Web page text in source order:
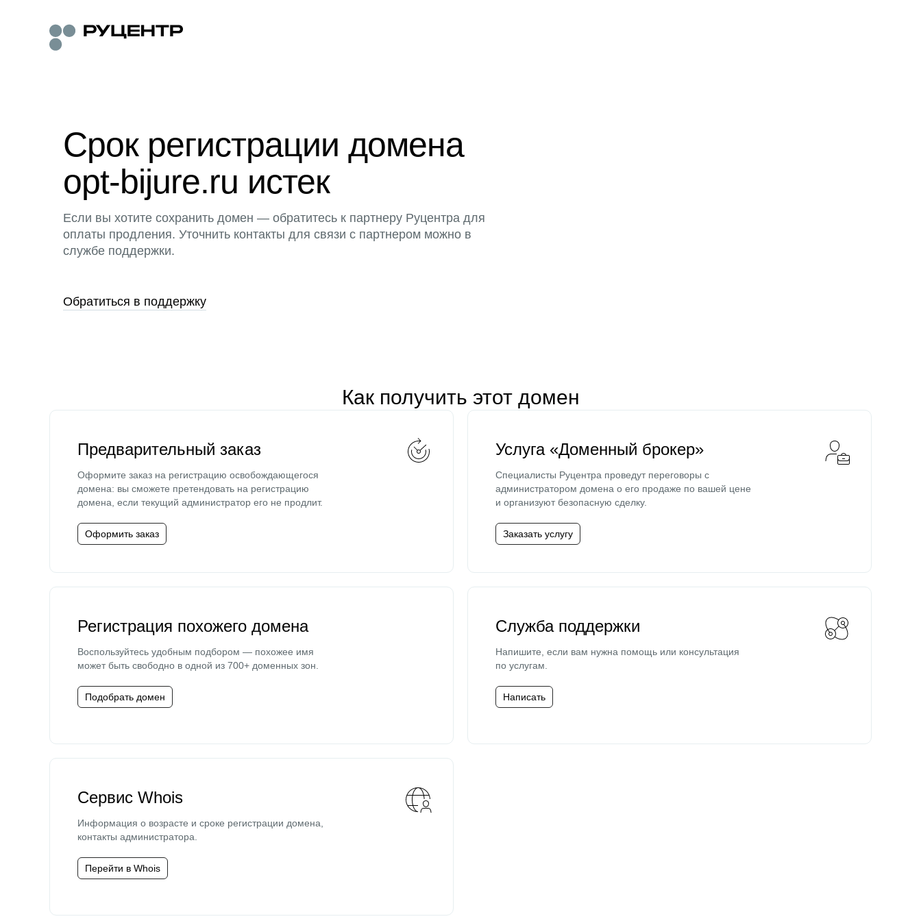
Срок регистрации домена
opt-bijure.ru истек
Если вы хотите сохранить домен — обратитесь к партнеру Руцентра для
оплаты продления. Уточнить контакты для связи с партнером можно в
службе поддержки.
Обратиться в поддержку
Как получить этот домен
Предварительный заказ
Оформите заказ на регистрацию освобождающегося
домена: вы сможете претендовать на регистрацию
домена, если текущий администратор его не продлит.
Оформить заказ
Услуга «Доменный брокер»
Специалисты Руцентра проведут переговоры с
администратором домена о его продаже по вашей цене
и организуют безопасную сделку.
Заказать услугу
Регистрация похожего домена
Воспользуйтесь удобным подбором — похожее имя
может быть свободно в одной из 700+ доменных зон.
Подобрать домен
Служба поддержки
Напишите, если вам нужна помощь или консультация
по услугам.
Написать
Сервис Whois
Информация о возрасте и сроке регистрации домена,
контакты администратора.
Перейти в Whois